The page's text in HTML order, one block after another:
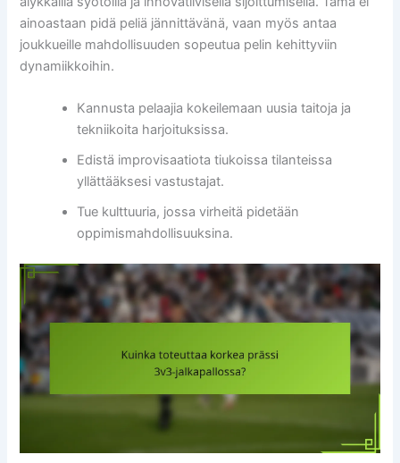
ainoastaan pidä peliä jännittävänä, vaan myös antaa
joukkueille mahdollisuuden sopeutua pelin kehittyviin
dynamiikkoihin.
Kannusta pelaajia kokeilemaan uusia taitoja ja
tekniikoita harjoituksissa.
Edistä improvisaatiota tiukoissa tilanteissa
yllättääksesi vastustajat.
Tue kulttuuria, jossa virheitä pidetään
oppimismahdollisuuksina.